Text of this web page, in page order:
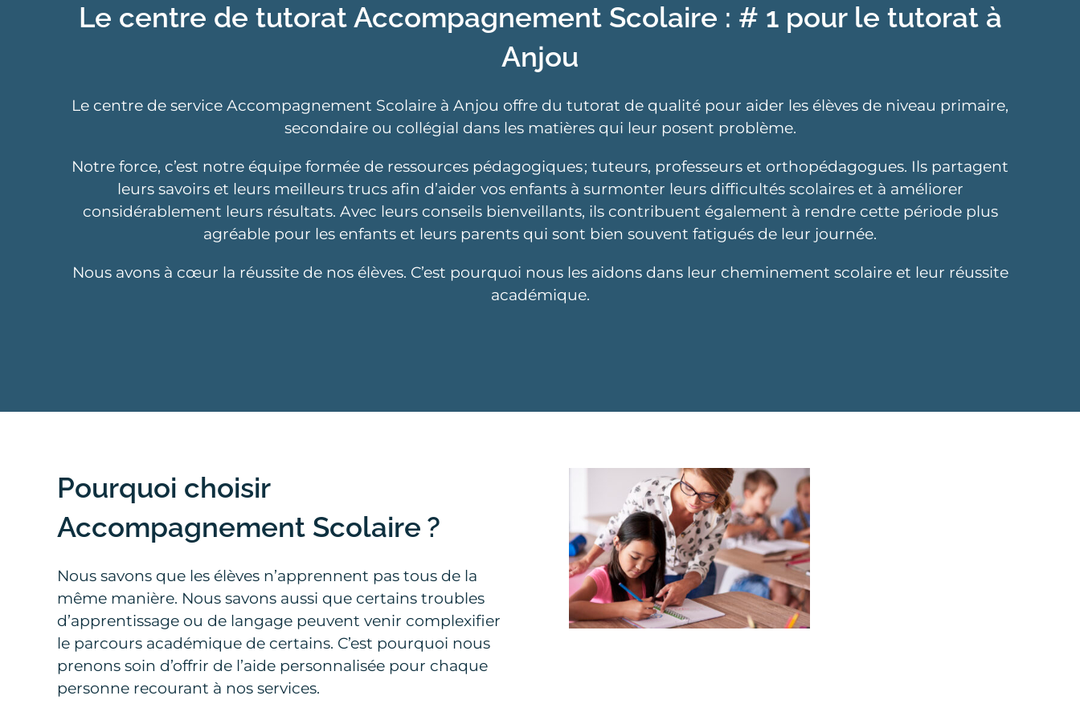
Le centre de tutorat Accompagnement Scolaire : # 1 pour le tutorat à
Anjou
Le centre de service Accompagnement Scolaire à Anjou offre du tutorat de qualité pour aider les élèves de niveau primaire,
secondaire ou collégial dans les matières qui leur posent problème.
Notre force, c’est notre équipe formée de ressources pédagogiques ; tuteurs, professeurs et orthopédagogues. Ils partagent
leurs savoirs et leurs meilleurs trucs afin d’aider vos enfants à surmonter leurs difficultés scolaires et à améliorer
considérablement leurs résultats. Avec leurs conseils bienveillants, ils contribuent également à rendre cette période plus
agréable pour les enfants et leurs parents qui sont bien souvent fatigués de leur journée.
Nous avons à cœur la réussite de nos élèves. C’est pourquoi nous les aidons dans leur cheminement scolaire et leur réussite
académique.
2h de tutorat, tutorat sans préavis, séances de tutorat auront un impact sur la
Pourquoi choisir
Accompagnement Scolaire ?
Nous savons que les élèves n’apprennent pas tous de la
même manière. Nous savons aussi que certains troubles
d’apprentissage ou de langage peuvent venir complexifier
le parcours académique de certains. C’est pourquoi nous
prenons soin d’offrir de l’aide personnalisée pour chaque
personne recourant à nos services.